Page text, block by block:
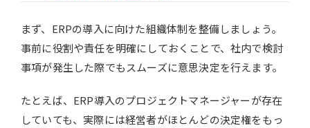
まず、ERPの導入に向けた組織体制を整備しましょう。
事前に役割や責任を明確にしておくことで、社内で検討
事項が発生した際でもスムーズに意思決定を行えます。
たとえば、ERP導入のプロジェクトマネージャーが存在
していても、実際には経営者がほとんどの決定権をもっ